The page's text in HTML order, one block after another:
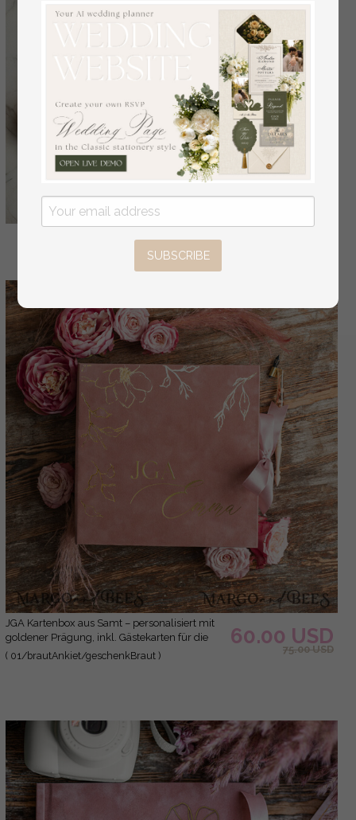
JGA Kartenbox aus Samt – personalisiert mit
goldener Prägung, inkl. Gästekarten für die
Braut
( 01/brautAnkiet/geschenkBraut )
60.00 USD
75.00 USD
SUBSCRIBE